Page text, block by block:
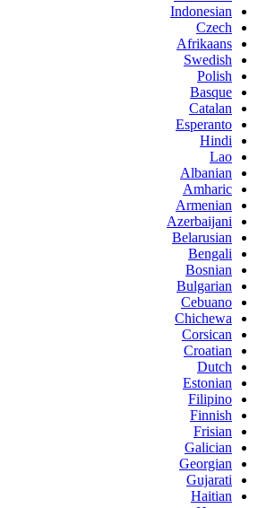
Indonesian
Czech
Afrikaans
Swedish
Polish
Basque
Catalan
Esperanto
Hindi
Lao
Albanian
Amharic
Armenian
Azerbaijani
Belarusian
Bengali
Bosnian
Bulgarian
Cebuano
Chichewa
Corsican
Croatian
Dutch
Estonian
Filipino
Finnish
Frisian
Galician
Georgian
Gujarati
Haitian